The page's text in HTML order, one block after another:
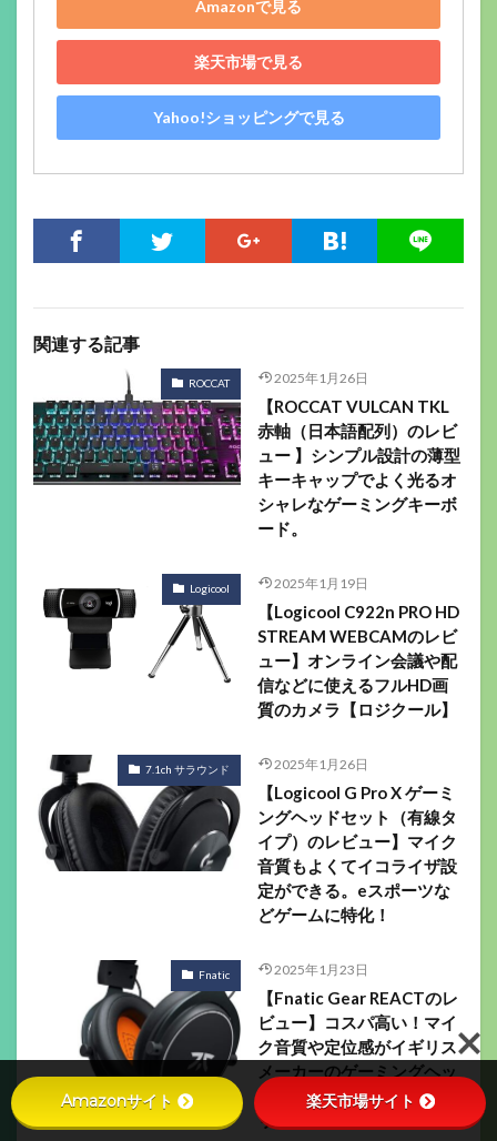
Amazonで見る
楽天市場で見る
Yahoo!ショッピングで見る
関連する記事
ROCCAT 2025年1月26日
【ROCCAT VULCAN TKL
赤軸（日本語配列）のレビ
ュー 】シンプル設計の薄型
キーキャップでよく光るオ
シャレなゲーミングキーボ
ード。
Logicool 2025年1月19日
【Logicool C922n PRO HD
STREAM WEBCAMのレビ
ュー】オンライン会議や配
信などに使えるフルHD画
質のカメラ【ロジクール】
7.1ch サラウンド 2025年1月26日
【Logicool G Pro X ゲーミ
ングヘッドセット（有線タ
イプ）のレビュー】マイク
音質もよくてイコライザ設
定ができる。eスポーツな
どゲームに特化！
Fnatic 2025年1月23日
【Fnatic Gear REACTのレ
ビュー】コスパ高い！マイ
ク音質や定位感がイギリス
メーカーのゲーミングヘッ
ドセット。【フナティック
リアクト】
Amazonサイト 楽天市場サイト